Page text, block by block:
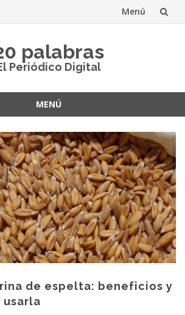
Menú
palabras
Periódico Digital
MENÚ
de espelta: beneficios y
usarla